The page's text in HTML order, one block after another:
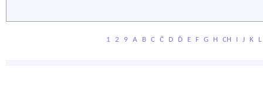
1 2 9 A B C Č D Ď E F G H CH I J K L